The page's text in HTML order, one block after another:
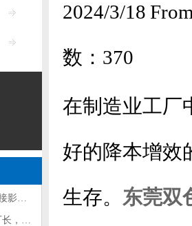
车间主任管理水平将直接影响东莞注塑件
东莞UV喷油厂的生产厂长，到底在给工
2024/3/18
数： 370
在制造业工厂
好的降本增效
生存。 东莞双